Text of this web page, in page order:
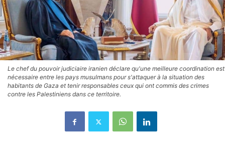
Le chef du pouvoir judiciaire iranien déclare qu'une meilleure coordination est
nécessaire entre les pays musulmans pour s'attaquer à la situation des
habitants de Gaza et tenir responsables ceux qui ont commis des crimes
contre les Palestiniens dans ce territoire.